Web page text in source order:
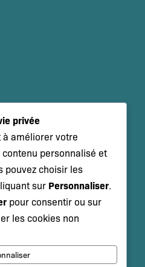
privée
à améliorer votre
personnalisé et
pouvez choisir les
sur Personnaliser.
pour consentir ou sur
les cookies non